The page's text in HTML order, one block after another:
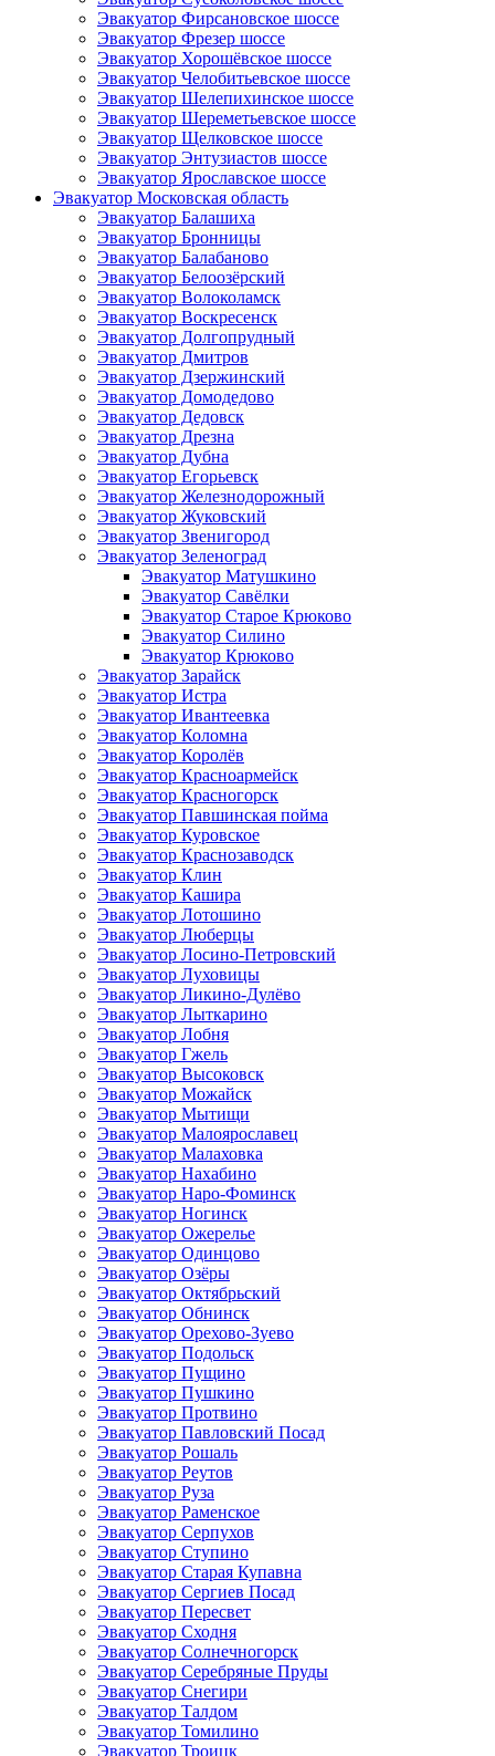
Эвакуатор Фирсановское шоссе
Эвакуатор Фрезер шоссе
Эвакуатор Хорошёвское шоссе
Эвакуатор Челобитьевское шоссе
Эвакуатор Шелепихинское шоссе
Эвакуатор Шереметьевское шоссе
Эвакуатор Щелковское шоссе
Эвакуатор Энтузиастов шоссе
Эвакуатор Ярославское шоссе
Эвакуатор Московская область
Эвакуатор Балашиха
Эвакуатор Бронницы
Эвакуатор Балабаново
Эвакуатор Белоозёрский
Эвакуатор Волоколамск
Эвакуатор Воскресенск
Эвакуатор Долгопрудный
Эвакуатор Дмитров
Эвакуатор Дзержинский
Эвакуатор Домодедово
Эвакуатор Дедовск
Эвакуатор Дрезна
Эвакуатор Дубна
Эвакуатор Егорьевск
Эвакуатор Железнодорожный
Эвакуатор Жуковский
Эвакуатор Звенигород
Эвакуатор Зеленоград
Эвакуатор Матушкино
Эвакуатор Савёлки
Эвакуатор Старое Крюково
Эвакуатор Силино
Эвакуатор Крюково
Эвакуатор Зарайск
Эвакуатор Истра
Эвакуатор Ивантеевка
Эвакуатор Коломна
Эвакуатор Королёв
Эвакуатор Красноармейск
Эвакуатор Красногорск
Эвакуатор Павшинская пойма
Эвакуатор Куровское
Эвакуатор Краснозаводск
Эвакуатор Клин
Эвакуатор Кашира
Эвакуатор Лотошино
Эвакуатор Люберцы
Эвакуатор Лосино-Петровский
Эвакуатор Луховицы
Эвакуатор Ликино-Дулёво
Эвакуатор Лыткарино
Эвакуатор Лобня
Эвакуатор Гжель
Эвакуатор Высоковск
Эвакуатор Можайск
Эвакуатор Мытищи
Эвакуатор Малоярославец
Эвакуатор Малаховка
Эвакуатор Нахабино
Эвакуатор Наро-Фоминск
Эвакуатор Ногинск
Эвакуатор Ожерелье
Эвакуатор Одинцово
Эвакуатор Озёры
Эвакуатор Октябрьский
Эвакуатор Обнинск
Эвакуатор Орехово-Зуево
Эвакуатор Подольск
Эвакуатор Пущино
Эвакуатор Пушкино
Эвакуатор Протвино
Эвакуатор Павловский Посад
Эвакуатор Рошаль
Эвакуатор Реутов
Эвакуатор Руза
Эвакуатор Раменское
Эвакуатор Серпухов
Эвакуатор Ступино
Эвакуатор Старая Купавна
Эвакуатор Сергиев Посад
Эвакуатор Пересвет
Эвакуатор Сходня
Эвакуатор Солнечногорск
Эвакуатор Серебряные Пруды
Эвакуатор Снегири
Эвакуатор Талдом
Эвакуатор Томилино
Эвакуатор Троицк